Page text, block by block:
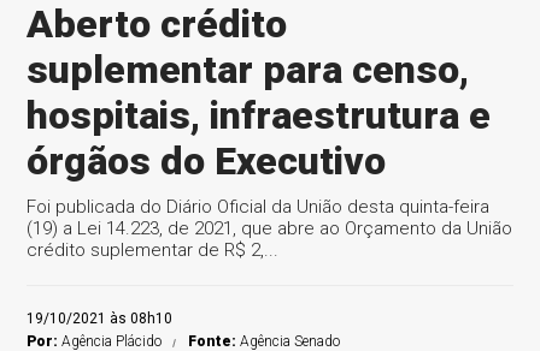
Aberto crédito
suplementar para censo,
hospitais, infraestrutura e
órgãos do Executivo
Foi publicada do Diário Oficial da União desta quinta-feira
(19) a Lei 14.223, de 2021, que abre ao Orçamento da União
crédito suplementar de R$ 2,...
19/10/2021 às 08h10
Por: Agência Plácido Fonte: Agência Senado